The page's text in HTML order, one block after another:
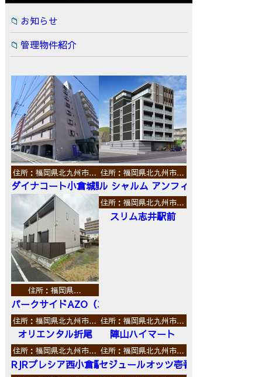
お知らせ
管理物件紹介
住所：福岡県北九州市…
ダイナコート小倉城野
住所：福岡県北九州市…
ル シャルム アンフィニ
住所：福岡県…
パークサイドAZO（エーゼットオー）
住所：福岡県北九州市…
スリム志井駅前
住所：福岡県北九州市…
オリエンタル折尾
住所：福岡県北九州市…
陣山ハイマート
住所：福岡県北九州市…
RJRプレシア西小倉駅前
住所：福岡県北九州市…
セジュールオッツ壱番館